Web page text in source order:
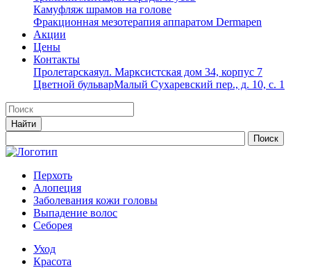
Камуфляж шрамов на голове
Фракционная мезотерапия аппаратом Dermapen
Акции
Цены
Контакты
Пролетарскаяул. Марксистская дом 34, корпус 7
Цветной бульварМалый Сухаревский пер., д. 10, с. 1
Перхоть
Алопеция
Заболевания кожи головы
Выпадение волос
Cеборея
Уход
Красота